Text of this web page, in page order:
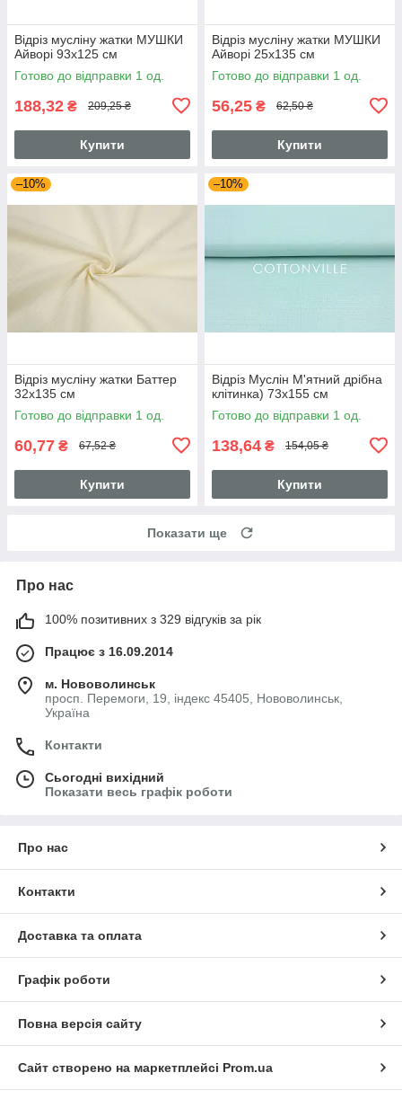
Відріз мусліну жатки МУШКИ
Айворі 93х125 см
Готово до відправки 1 од.
188,32 ₴ 209,25 ₴
Купити
Відріз мусліну жатки МУШКИ
Айворі 25х135 см
Готово до відправки 1 од.
56,25 ₴ 62,50 ₴
Купити
–10%
Відріз мусліну жатки Баттер
32х135 см
Готово до відправки 1 од.
60,77 ₴ 67,52 ₴
Купити
–10%
Відріз Муслін М'ятний дрібна
клітинка) 73х155 см
Готово до відправки 1 од.
138,64 ₴ 154,05 ₴
Купити
Показати ще
Про нас
100% позитивних з 329 відгуків за рік
Працює з 16.09.2014
м. Нововолинськ
просп. Перемоги, 19, індекс 45405, Нововолинськ,
Україна
Контакти
Сьогодні вихідний
Показати весь графік роботи
Про нас
Контакти
Доставка та оплата
Графік роботи
Повна версія сайту
Сайт створено на маркетплейсі Prom.ua